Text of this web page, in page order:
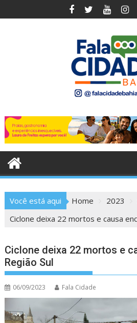
to
Você está aqui Home 2023
Ciclone deixa 22 mortos e causa
Ciclone deixa 22 mortos e
Região Sul
06/09/2023 Fala Cidade